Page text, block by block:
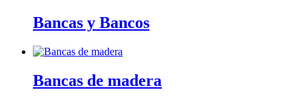
Bancas y Bancos
Bancas de madera